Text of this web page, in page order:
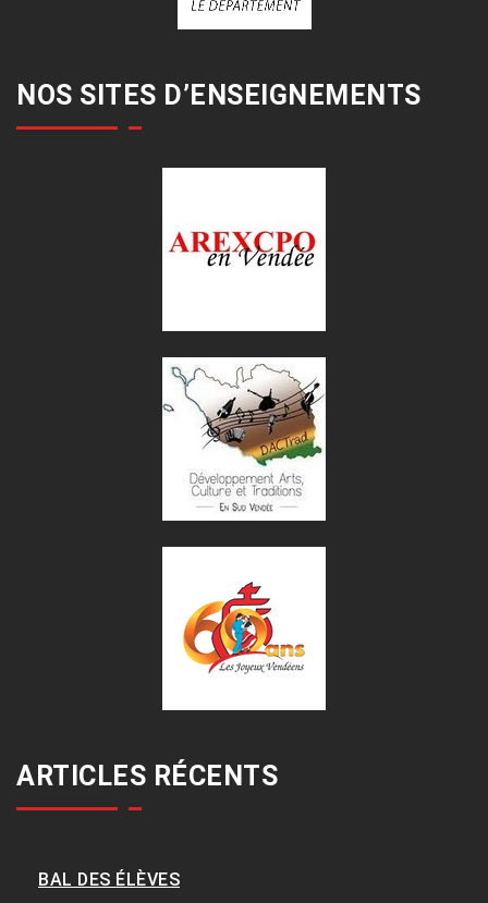
NOS SITES D’ENSEIGNEMENTS
ARTICLES RÉCENTS
BAL DES ÉLÈVES